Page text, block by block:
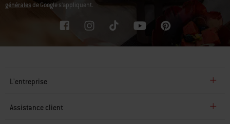
généralesde Google s’appliquent.
L'entreprise
Assistance client